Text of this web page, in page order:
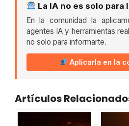
La IA no es solo para
En la comunidad la
agentes IA y herramientas
no solo para informarte.
Aplicarla en la
Artículos